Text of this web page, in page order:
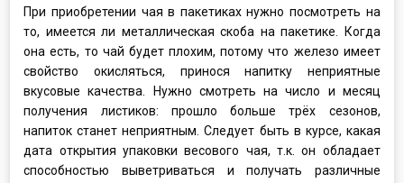
При приобретении чая в пакетиках нужно посмотреть на
то, имеется ли металлическая скоба на пакетике. Когда
она есть, то чай будет плохим, потому что железо имеет
свойство окисляться, принося напитку неприятные
вкусовые качества. Нужно смотреть на число и месяц
получения листиков: прошло больше трёх сезонов,
напиток станет неприятным. Следует быть в курсе, какая
дата открытия упаковки весового чая, т.к. он обладает
способностью выветриваться и получать различные